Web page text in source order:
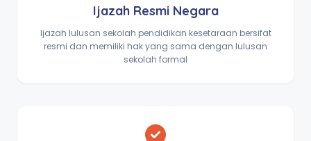
Ijazah Resmi Negara
Ijazah lulusan sekolah pendidikan kesetaraan bersifat
resmi dan memiliki hak yang sama dengan lulusan
sekolah formal